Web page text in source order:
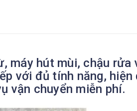
máy hút mùi, chậu rửa
với đủ tính năng, hiện
vận chuyển miễn phí.